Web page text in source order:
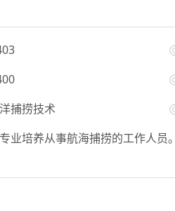
捕捞技术
业培养从事航海捕捞的工作人员。